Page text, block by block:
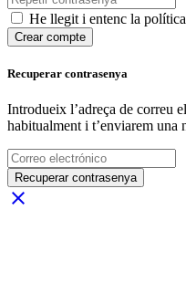
He llegit i entenc la
Crear compte
Recuperar contrasenya
Introdueix l’adreça de correu
habitualment i t’enviarem una
Recuperar contrasenya
close